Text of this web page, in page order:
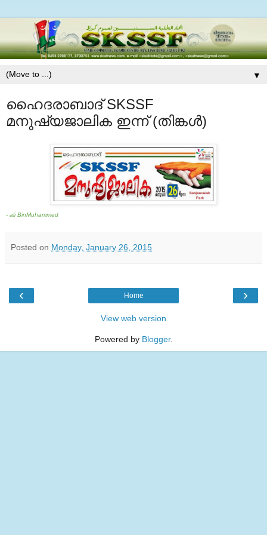
▼
ഹൈദരാബാദ് SKSSF
മനുഷ്യജാലിക ഇന്ന് (തിങ്കള്‍)
- ali BinMuhammed
Posted on Monday, January 26, 2015
‹ ›
Home
View web version
Powered by Blogger.